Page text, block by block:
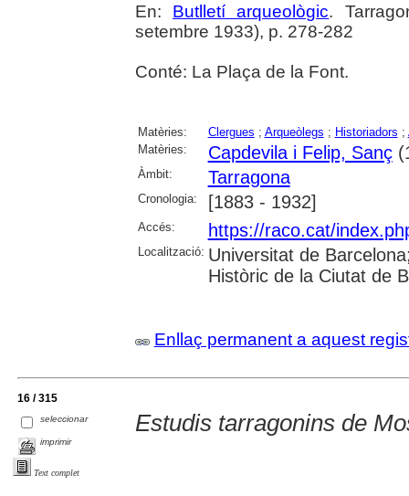
En: Butlletí arqueològic.
setembre 1933), p. 278-282
Conté: La Plaça de la Font.
Matèries: Clergues ; Arqueòlegs ; Historiadors ;
Matèries:
Capdevila i Felip, Sanç
Àmbit: Tarragona
Cronologia: [1883 - 1932]
Accés: https://raco.cat/
Localització: Universitat de
Històric de la Ciutat de
Enllaç permanent a aquest
16 / 315
seleccionar
imprimir
Text complet
Estudis tarragonins de